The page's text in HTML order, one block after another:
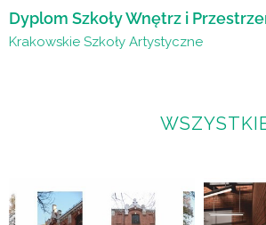
Dyplom Szkoły Wnętrz i
Krakowskie Szkoły Artystyczne